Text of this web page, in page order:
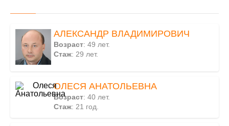
АЛЕКСАНДР ВЛАДИМИРОВИЧ
Возраст: 49 лет.
Стаж: 29 лет.
ОЛЕСЯ АНАТОЛЬЕВНА
Возраст: 40 лет.
Стаж: 21 год.